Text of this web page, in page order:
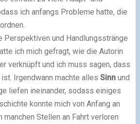
ich anfangs Probleme hatte, die
Perspektiven und Handlungsstränge
ich mich gefragt, wie die Autorin
verknüpft und ich muss sagen, dass
Irgendwann machte alles Sinnund
liefen ineinander, sodass einiges
konnte mich von Anfang an
manchen Stellen an Fahrt verloren